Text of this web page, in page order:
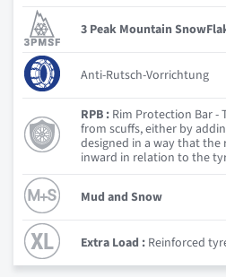
3 Peak Mountain
Anti-Rutsch-Vorrichtung
RPB : Rim Protection Bar
from scuffs, either by
designed in a way that the
inward in relation to the
Mud and Snow
Extra Load : Reinforced